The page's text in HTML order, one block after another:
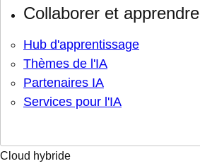
Collaborer et apprendre
Hub d'apprentissage
Thèmes de l'IA
Partenaires IA
Services pour l'IA
Cloud hybride